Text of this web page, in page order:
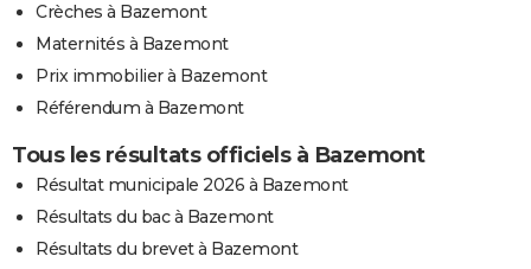
Crèches à Bazemont
Maternités à Bazemont
Prix immobilier à Bazemont
Référendum à Bazemont
Tous les résultats officiels à Bazemont
Résultat municipale 2026 à Bazemont
Résultats du bac à Bazemont
Résultats du brevet à Bazemont